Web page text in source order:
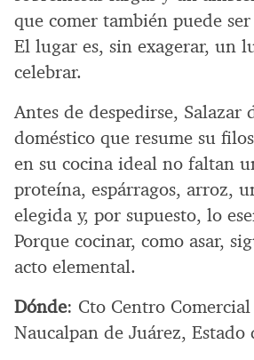
que comer también puede
El lugar es, sin exagerar, un
celebrar.
Antes de despedirse, Salazar
doméstico que resume su
en su cocina ideal no faltan
proteína, espárragos, arroz,
elegida y, por supuesto, lo
Porque cocinar, como asar,
acto elemental.
Dónde: Cto Centro
Naucalpan de Juárez, Estado